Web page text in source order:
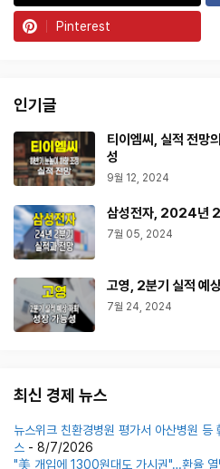
Pinterest
인기글
티이엠씨, 실적 전망
성
9월 12, 2024
삼성전자, 2024년 2
7월 05, 2024
고영, 2분기 실적 예
7월 24, 2024
최신 경제 뉴스
뉴스위크 친환경병원 평가서 아산병원
스 - 8/7/2026
"美 개입에 1300원대도 가시권"…환율